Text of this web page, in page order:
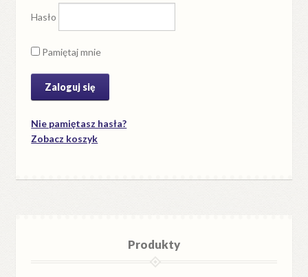
Hasło
Pamiętaj mnie
Nie pamiętasz hasła?
Zobacz koszyk
Produkty